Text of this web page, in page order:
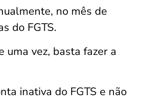
no mês de
do FGTS.
vez, basta fazer a
inativa do FGTS e não